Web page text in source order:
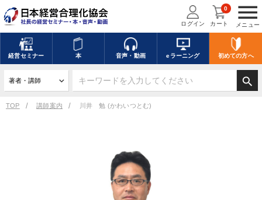
menu
メニュー
ログイン カート
0
経営セミナー 本 音声・動画 eラーニング 初めての方へ
search
TOP 講師案内 川井 勉 (かわいつとむ)